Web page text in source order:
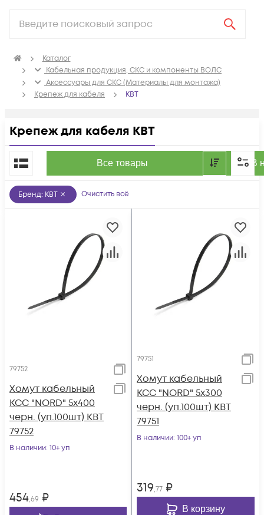
Каталог
Кабельная продукция, СКС и компоненты ВОЛС
Аксессуары для СКС (Материалы для монтажа)
Крепеж для кабеля
КВТ
Крепеж для кабеля КВТ
Все товары В
По популярности
Бренд: КВТ Очистить всё
79752
Хомут кабельный
КСС "NORD" 5х400
черн. (уп.100шт) КВТ
79752
В наличии: 10+ уп
454,69 ₽
79751
Хомут кабельный
КСС "NORD" 5х300
черн. (уп.100шт) КВТ
79751
В наличии: 100+ уп
319,77 ₽
В корзину